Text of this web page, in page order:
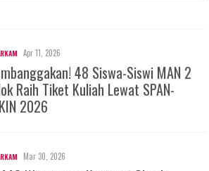
Apr 11, 2026
48 Siswa-Siswi MAN 2
Raih Tiket Kuliah Lewat SPAN-
2026
Mar 30, 2026